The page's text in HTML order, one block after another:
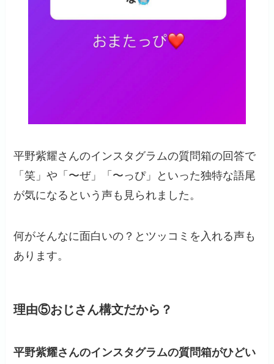
平野紫耀さんのインスタグラムの質問箱の回答で
「笑」や「〜ぜ」「〜っぴ」といった独特な語尾
が気になるという声も見られました。
何がそんなに面白いの？とツッコミを入れる声も
あります。
理由⑤おじさん構文だから？
平野紫耀さんのインスタグラムの質問箱がひどい